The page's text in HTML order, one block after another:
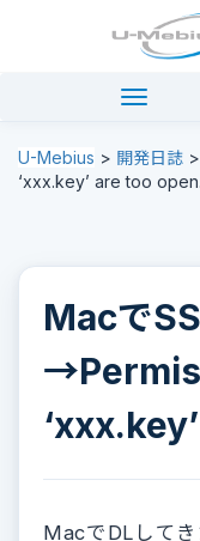
U-Mebius > 開発日誌 >
‘xxx.key’ are too open.
Macで
MacでDLして